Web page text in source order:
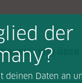
WIR ÜBER
der
deinen Daten an